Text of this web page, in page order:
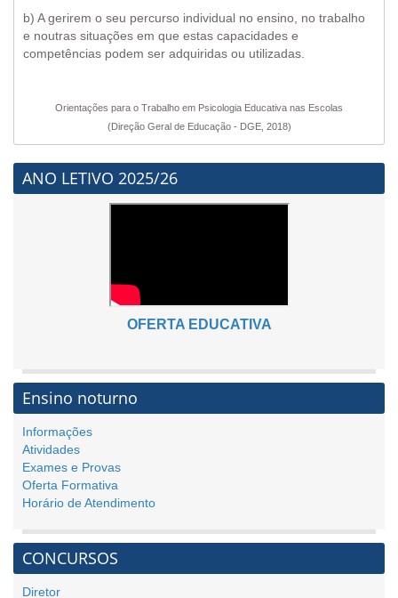
b) A gerirem o seu percurso individual no ensino, no trabalho
e noutras situações em que estas capacidades e
competências podem ser adquiridas ou utilizadas.
Orientações para o Trabalho em Psicologia Educativa nas Escolas
(Direção Geral de Educação - DGE, 2018)
ANO LETIVO 2025/26
OFERTA EDUCATIVA
Ensino noturno
Informações
Atividades
Exames e Provas
Oferta Formativa
Horário de Atendimento
CONCURSOS
Diretor